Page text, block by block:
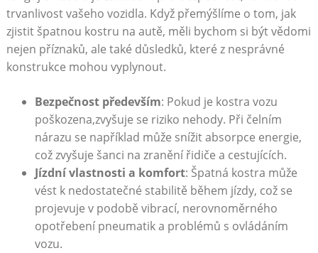
trvanlivost vašeho vozidla. Když přemýšlíme o tom, jak
zjistit špatnou ‍kostru ‍na autě, měli bychom si být vědomi
nejen příznaků, ale také důsledků, které z nesprávné
konstrukce mohou vyplynout.
Bezpečnost především: Pokud je kostra vozu
poškozena,zvyšuje se ⁢riziko nehody. Při čelním
nárazu se například může snížit absorpce ​energie,
což zvyšuje šanci na​ zranění řidiče a cestujících.
Jízdní vlastnosti a komfort: Špatná kostra může
vést k nedostatečné stabilitě během jízdy, což ⁤se
projevuje v podobě vibrací, nerovnoměrného
opotřebení pneumatik a problémů ​s ovládáním
vozu.